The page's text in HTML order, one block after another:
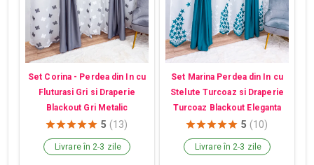
Set Corina - Perdea din In cu
Fluturasi Gri si Draperie
Blackout Gri Metalic
5 (13)
Livrare în 2-3 zile
Set Marina Perdea din In cu
Stelute Turcoaz si Draperie
Turcoaz Blackout Eleganta
5 (10)
Livrare în 2-3 zile